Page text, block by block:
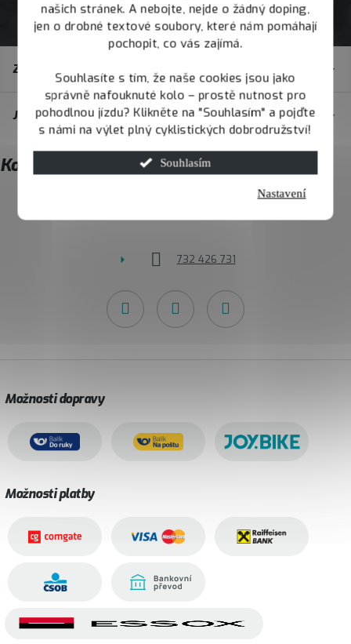
našich stránek. A nebojte, nejde o žádný doping,
jen o drobné textové soubory, které nám pomáhají
pochopit, co vás zajímá.
Souhlasíte s tím, že naše cookies jsou jako
správně nafouknuté kolo – prostě nutnost pro
pohodlnou jízdu? Klikněte na "Souhlasím" a pojďte
s námi na výlet plný cyklistických dobrodružství!
Souhlasím
Nastavení
t
í
Zákaznický servis
JOY.BIKE
Kontakt
732 426 731
Možnosti dopravy
Možnosti platby